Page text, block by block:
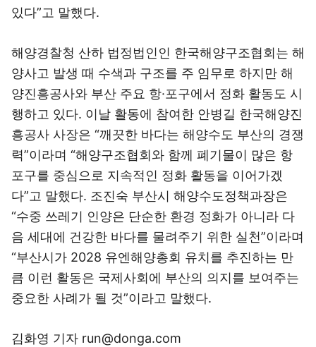
있다”고 말했다.
해양경찰청 산하 법정법인인 한국해양구조협회는 해
양사고 발생 때 수색과 구조를 주 임무로 하지만 해
양진흥공사와 부산 주요 항·포구에서 정화 활동도 시
행하고 있다. 이날 활동에 참여한 안병길 한국해양진
흥공사 사장은 “깨끗한 바다는 해양수도 부산의 경쟁
력”이라며 “해양구조협회와 함께 폐기물이 많은 항
포구를 중심으로 지속적인 정화 활동을 이어가겠
다”고 말했다. 조진숙 부산시 해양수도정책과장은
“수중 쓰레기 인양은 단순한 환경 정화가 아니라 다
음 세대에 건강한 바다를 물려주기 위한 실천”이라며
“부산시가 2028 유엔해양총회 유치를 추진하는 만
큼 이런 활동은 국제사회에 부산의 의지를 보여주는
중요한 사례가 될 것”이라고 말했다.
김화영 기자 run@donga.com